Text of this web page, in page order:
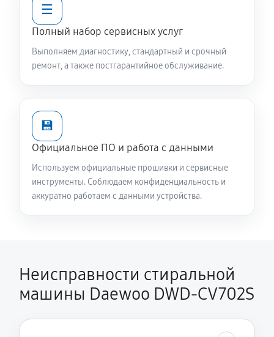
Замена опоры бака стиральной машины Daewoo
DWD-CV702S
1820 руб
Ремонт аквастопа стиральной машины Daewoo
DWD-CV702S
Замена шторок барабана
☰
Полный набор сервисных услуг
Выполняем диагностику, стандартный и срочный
ремонт, а также постгарантийное обслуживание.
💾
Официальное ПО и работа с данными
Используем официальные прошивки и сервисные
инструменты. Соблюдаем конфиденциальность и
аккуратно работаем с данными устройства.
Неисправности стиральной
машины Daewoo DWD-CV702S